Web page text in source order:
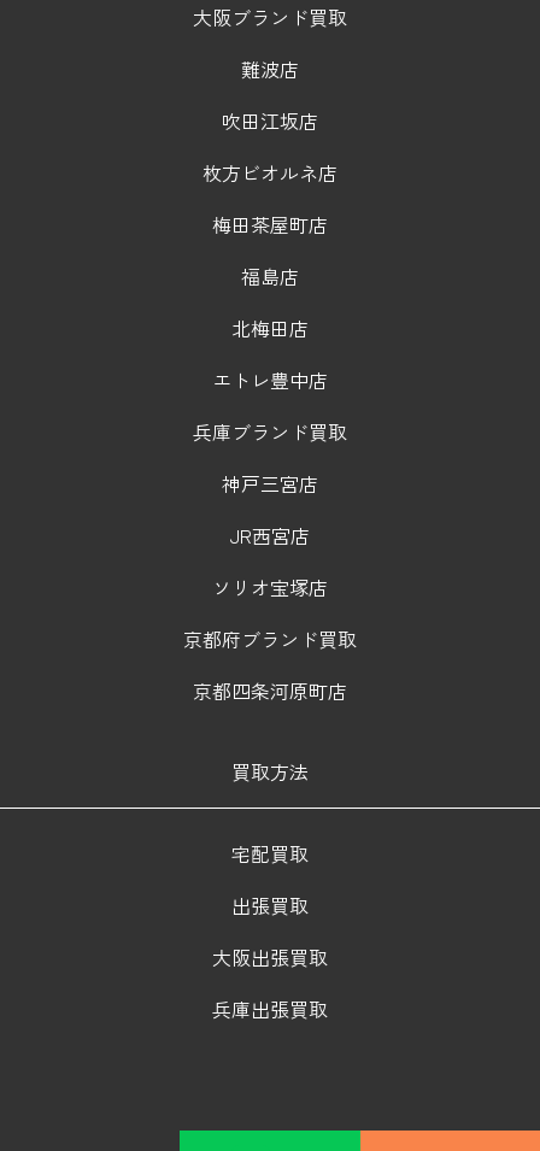
大阪ブランド買取
難波店
吹田江坂店
枚方ビオルネ店
梅田茶屋町店
福島店
北梅田店
エトレ豊中店
兵庫ブランド買取
神戸三宮店
JR西宮店
ソリオ宝塚店
京都府ブランド買取
京都四条河原町店
買取方法
宅配買取
出張買取
大阪出張買取
兵庫出張買取